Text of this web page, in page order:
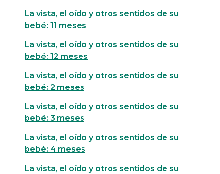
La vista, el oído y otros sentidos de su
bebé: 11 meses
La vista, el oído y otros sentidos de su
bebé: 12 meses
La vista, el oído y otros sentidos de su
bebé: 2 meses
La vista, el oído y otros sentidos de su
bebé: 3 meses
La vista, el oído y otros sentidos de su
bebé: 4 meses
La vista, el oído y otros sentidos de su